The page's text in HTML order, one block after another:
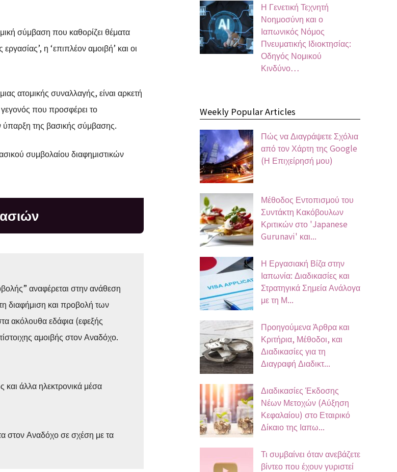
σύμβαση που καθορίζει θέματα
η ‘επιπλέον αμοιβή’ και οι
ατομικής συναλλαγής, είναι αρκετή
που προσφέρει το
της βασικής σύμβασης.
συμβολαίου διαφημιστικών
αναφέρεται στην ανάθεση
διαφήμιση και προβολή των
ακόλουθα εδάφια (εφεξής
αμοιβής στον Αναδόχο.
άλλα ηλεκτρονικά μέσα
στον Αναδόχο σε σχέση με τα
Η Γενετική Τεχνητή
Νοημοσύνη και ο
Ιαπωνικός Νόμος
Πνευματικής Ιδιοκτησίας:
Οδηγός Νομικού
Κινδύνο…
Weekly Popular Articles
Πώς να Διαγράψετε Σχόλια
από τον Χάρτη της Google
(Η Επιχείρησή μου)
Μέθοδος Εντοπισμού του
Συντάκτη Κακόβουλων
Κριτικών στο 'Japanese
Gurunavi' και...
Η Εργασιακή Βίζα στην
Ιαπωνία: Διαδικασίες και
Στρατηγικά Σημεία Ανάλογα
με τη Μ...
Προηγούμενα Άρθρα και
Κριτήρια, Μέθοδοι, και
Διαδικασίες για τη
Διαγραφή Διαδικτ...
Διαδικασίες Έκδοσης
Νέων Μετοχών (Αύξηση
Κεφαλαίου) στο Εταιρικό
Δίκαιο της Ιαπω...
Τι συμβαίνει όταν ανεβάζετε
βίντεο που έχουν γυριστεί